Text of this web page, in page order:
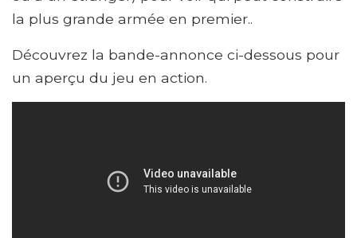
la plus grande armée en premier..
Découvrez la bande-annonce ci-dessous pour
un aperçu du jeu en action.